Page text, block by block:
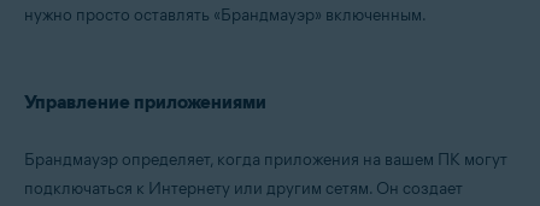
нужно просто оставлять «Брандмауэр» включенным.
Управление приложениями
Брандмауэр определяет, когда приложения на вашем ПК могут
подключаться к Интернету или другим сетям. Он создает